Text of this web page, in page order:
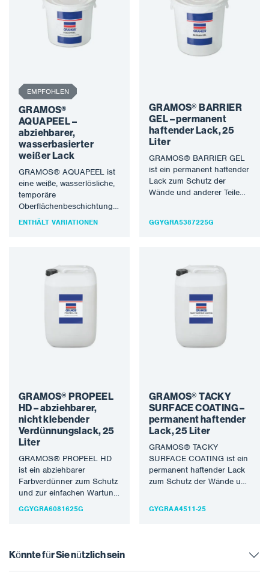
EMPFOHLEN
GRAMOS®
AQUAPEEL –
abziehbarer,
wasserbasierter
weißer Lack
GRAMOS® AQUAPEEL ist
eine weiße, wasserlösliche,
temporäre
Oberflächenbeschichtung,
die auf alle glatten,
ENTHÄLT VARIATIONEN
GRAMOS® BARRIER
GEL – permanent
haftender Lack, 25
Liter
GRAMOS® BARRIER GEL
ist ein permanent haftender
Lack zum Schutz der
Wände und anderer Teile
GGYGRA5387225G
GRAMOS® PROPEEL
HD – abziehbarer,
nicht klebender
Verdünnungslack, 25
Liter
GRAMOS® PROPEEL HD
ist ein abziehbarer
Farbverdünner zum Schutz
und zur einfachen Wartung
gegen Lackoverspray und
GGYGRA6081625G
GRAMOS® TACKY
SURFACE COATING –
permanent haftender
Lack, 25 Liter
GRAMOS® TACKY
SURFACE COATING ist ein
permanent haftender Lack
zum Schutz der Wände und
Lackierkabine vor
GYGRAA4511-25
Könnte für Sie nützlich sein